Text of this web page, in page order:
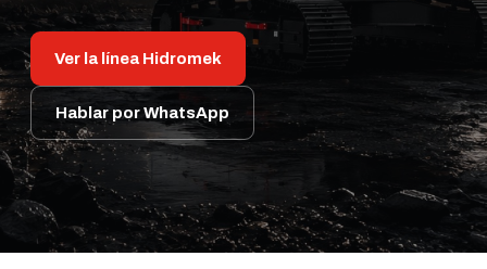
Ver la línea Hidromek
Hablar por WhatsApp